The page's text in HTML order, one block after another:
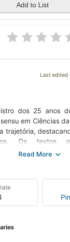
Add to List
Last edited
dos 25 anos
em Ciências
trajetória,
Os textos
do
internacional.